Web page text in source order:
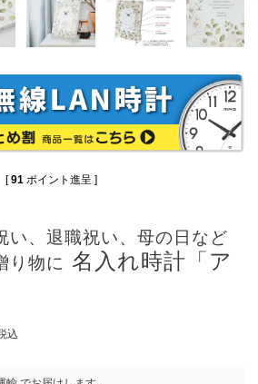
[ 91 ポイント進呈 ]
い、退職祝い、母の日など
り物に 名入れ時計「ア
込